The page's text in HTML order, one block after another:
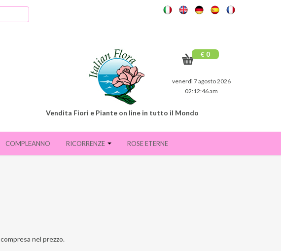
€ 0
venerdì 7 agosto 2026
02:12:47 am
Vendita Fiori e Piante on line in tutto il Mondo
COMPLEANNO RICORRENZE ROSE ETERNE
compresa nel prezzo.